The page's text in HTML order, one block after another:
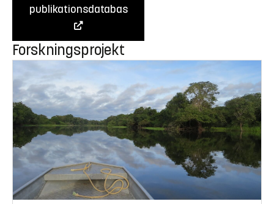
publikationsdatabas
Forskningsprojekt